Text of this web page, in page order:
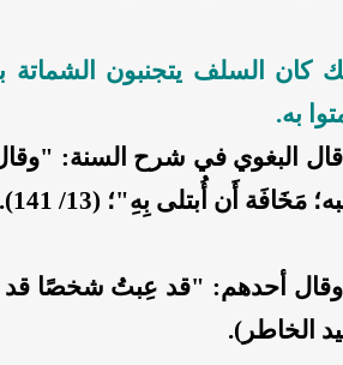
كان السلف يتجنبون الشماتة
به.
قال البغوي في شرح السنة:
مَخَافَة أَن أُبتلى بِهِ"؛ (13/ 141).
وقال أحدهم: "قد عِبتُ شخصًا قد
الخاطر).